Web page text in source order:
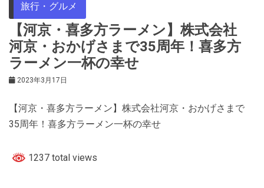
旅行・グルメ
【河京・喜多方ラーメン】株式会社
河京・おかげさまで35周年！喜多方
ラーメン一杯の幸せ
2023年3月17日
【河京・喜多方ラーメン】株式会社河京・おかげさまで
35周年！喜多方ラーメン一杯の幸せ
1237 total views